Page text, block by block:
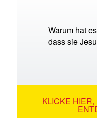
Warum hat
dass sie
KLICKE